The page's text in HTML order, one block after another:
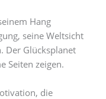
Hang
seine Weltsicht
Der Glücksplanet
Seiten zeigen.
die